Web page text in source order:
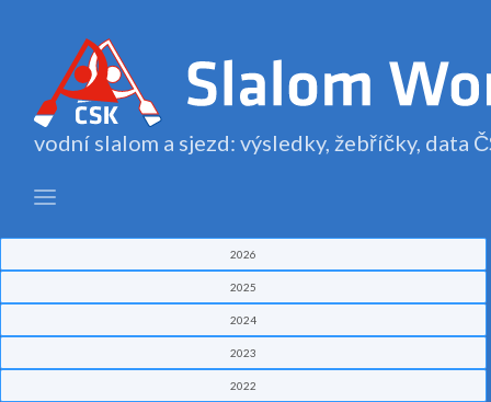
vodní slalom a sjezd: výsledky, žebříčky, data
2026
2025
2024
2023
2022